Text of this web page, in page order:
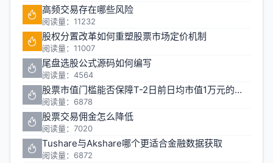
高频交易存在哪些风险
阅读量：11232
股权分置改革如何重塑股票市场定价机制
阅读量：11007
尾盘选股公式源码如何编写
阅读量：4564
股票市值门槛能否保障T-2日前日均市值1万元的投资安全
阅读量：6878
股票交易佣金怎么降低
阅读量：7020
Tushare与Akshare哪个更适合金融数据获取
阅读量：6872